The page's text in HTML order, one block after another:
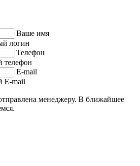
Ваше имя
логин
Телефон
телефон
E-mail
E-mail
менеджеру. В ближайшее